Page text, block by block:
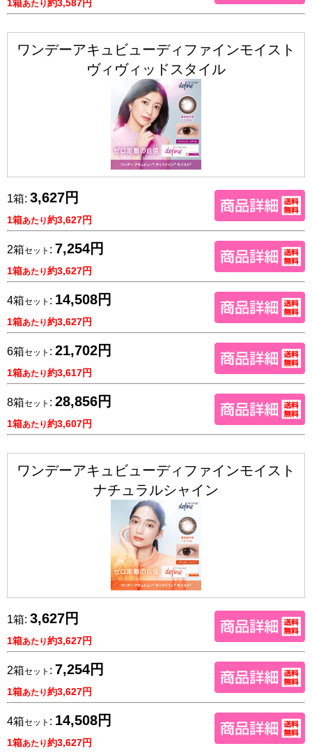
1箱あたり約3,587円
ワンデーアキュビューディファインモイスト
ヴィヴィッドスタイル
1箱: 3,627円
1箱あたり約3,627円
2箱セット : 7,254円
1箱あたり約3,627円
4箱セット : 14,508円
1箱あたり約3,627円
6箱セット : 21,702円
1箱あたり約3,617円
8箱セット : 28,856円
1箱あたり約3,607円
ワンデーアキュビューディファインモイスト
ナチュラルシャイン
1箱: 3,627円
1箱あたり約3,627円
2箱セット : 7,254円
1箱あたり約3,627円
4箱セット : 14,508円
1箱あたり約3,627円